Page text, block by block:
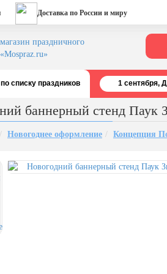
Доставка по России и миру
списку праздников
(второе воскресенье
Государственного
(последнее
1 cентября,
баннерный стенд Паук
Новогоднее оформление Концепция